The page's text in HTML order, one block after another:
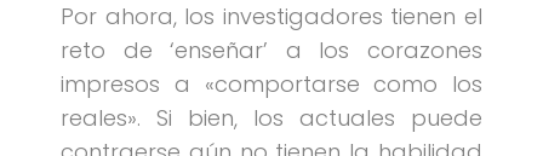
Por ahora, los investigadores tienen el
reto de ‘enseñar’ a los corazones
impresos a «comportarse como los
reales». Si bien, los actuales puede